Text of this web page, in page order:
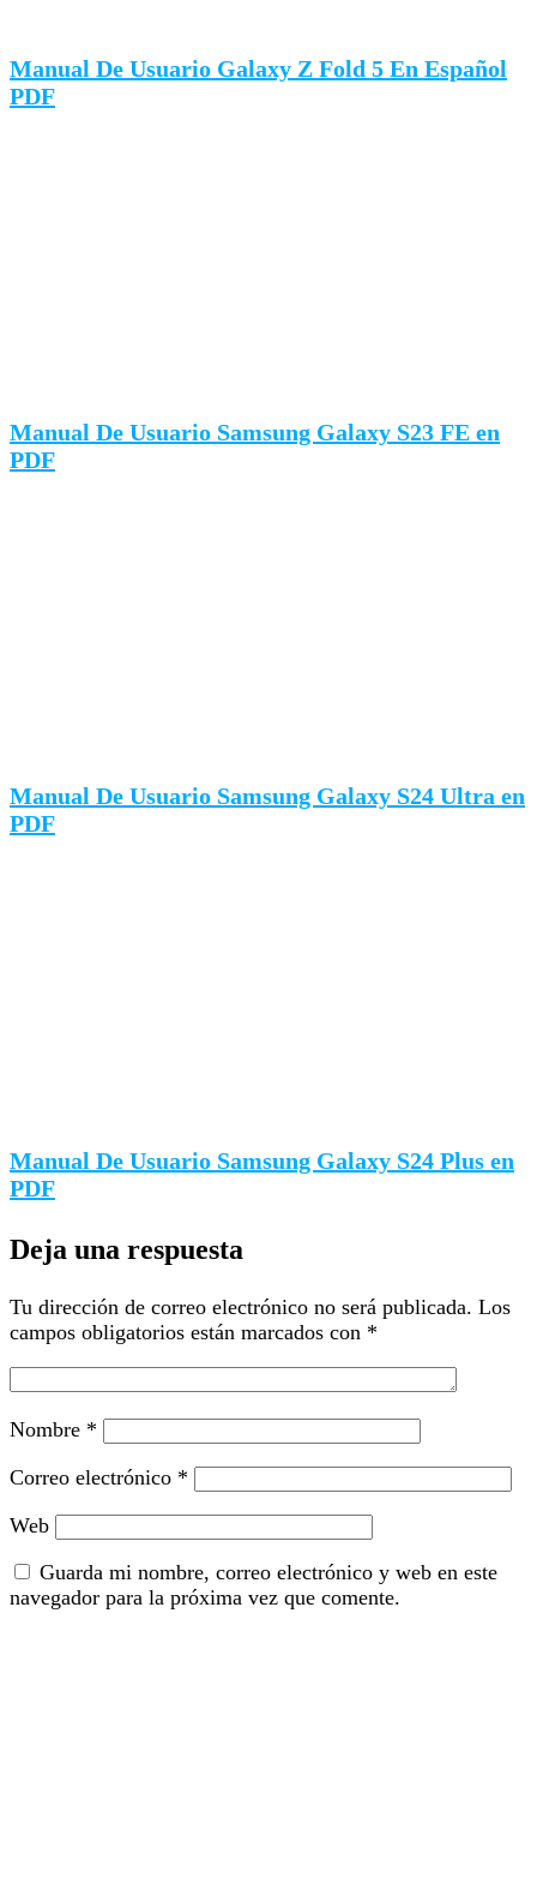
Manual De Usuario Galaxy Z Fold 5 En Español
PDF
Manual De Usuario Samsung Galaxy S23 FE en
PDF
Manual De Usuario Samsung Galaxy S24 Ultra en
PDF
Manual De Usuario Samsung Galaxy S24 Plus en
PDF
Deja una respuesta
Tu dirección de correo electrónico no será publicada. Los
campos obligatorios están marcados con *
Nombre *
Correo electrónico *
Web
Guarda mi nombre, correo electrónico y web en este
navegador para la próxima vez que comente.